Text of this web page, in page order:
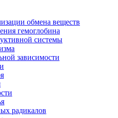
обмена веществ
гемоглобина
системы
зависимости
радикалов